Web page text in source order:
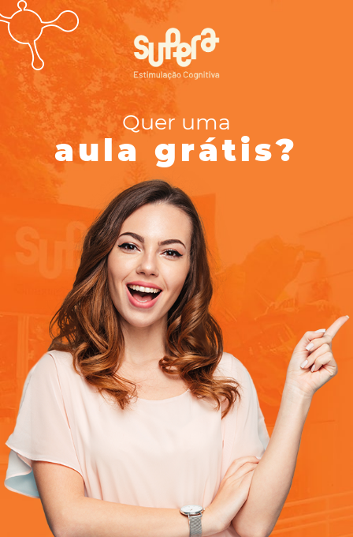
Quer uma
aula grátis?